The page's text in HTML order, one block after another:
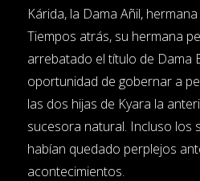
Kárida, la Dama Añil,
Tiempos atrás, su hermana
arrebatado el título de Dama
oportunidad de gobernar a
las dos hijas de Kyara la
sucesora natural. Incluso los
habían quedado perplejos
acontecimientos.